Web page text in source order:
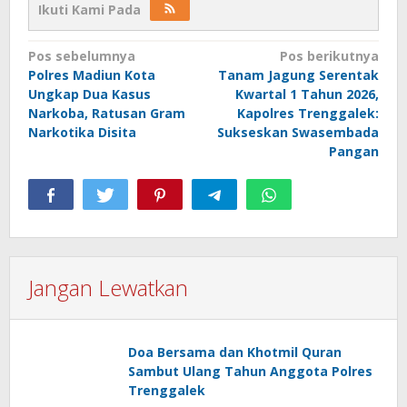
Ikuti Kami Pada
Navigasi
pos
Pos sebelumnya
Polres Madiun Kota
Ungkap Dua Kasus
Narkoba, Ratusan Gram
Narkotika Disita
Pos berikutnya
Tanam Jagung Serentak
Kwartal 1 Tahun 2026,
Kapolres Trenggalek:
Sukseskan Swasembada
Pangan
Jangan Lewatkan
Doa Bersama dan Khotmil Quran
Sambut Ulang Tahun Anggota Polres
Trenggalek